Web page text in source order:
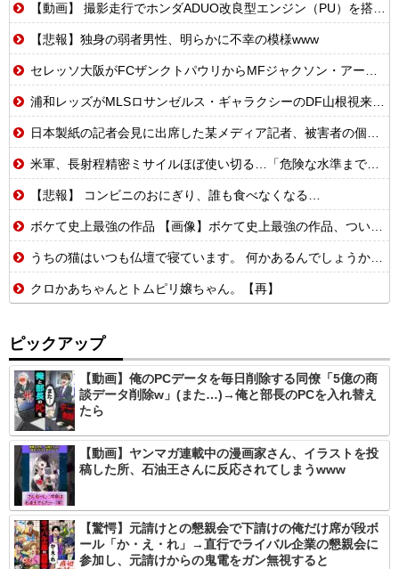
【動画】 撮影走行でホンダADUO改良型エンジン（PU）を搭載したアストンマーチンが“いい音”と話題に
【悲報】独身の弱者男性、明らかに不幸の模様www
セレッソ大阪がFCザンクトパウリからMFジャクソン・アーバインを完全移籍で獲得と発表 「チームがさらに良くなる手助けをしたいと思っています」
浦和レッズがMLSロサンゼルス・ギャラクシーのDF山根視来を獲得へ 曺貴裁監督の湘南時代の教え子
日本製紙の記者会見に出席した某メディア記者、被害者の個人情報を執拗に聞き出そうとしてしまい……
米軍、長射程精密ミサイルほぼ使い切る…「危険な水準まで減少」と軍高官が警告！
【悲報】 コンビニのおにぎり、誰も食べなくなる…
ボケて史上最強の作品 【画像】ボケて史上最強の作品、ついに決まるｗｗｗｗｗｗｗｗ
うちの猫はいつも仏壇で寝ています。 何かあるんでしょうか？【再】
クロかあちゃんとトムピリ嬢ちゃん。【再】
ピックアップ
【動画】俺のPCデータを毎日削除する同僚「5億の商
談データ削除w」(また…)→俺と部長のPCを入れ替え
たら
【動画】ヤンマガ連載中の漫画家さん、イラストを投
稿した所、石油王さんに反応されてしまうwww
【驚愕】元請けとの懇親会で下請けの俺だけ席が段ボ
ール「か・え・れ」→直行でライバル企業の懇親会に
参加し、元請けからの鬼電をガン無視すると